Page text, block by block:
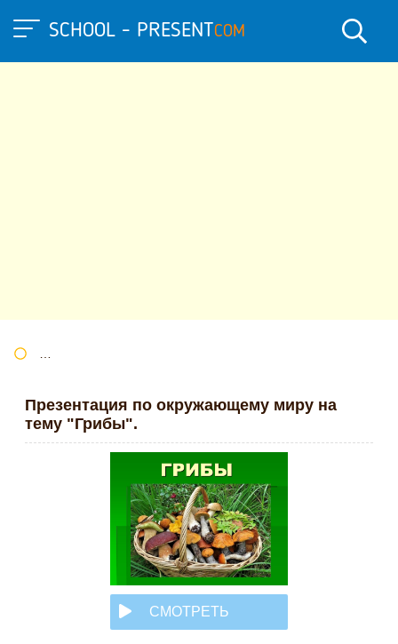
SCHOOL - PRESENTCOM
Презентация по окружающему миру на
тему "Грибы".
СМОТРЕТЬ